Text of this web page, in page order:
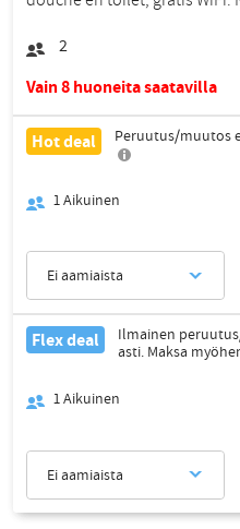
2
Vain 8 huoneita saatavilla
Hot deal Peruutus/muutos
1Aikuinen
Ei aamiaista
Flex deal
Ilmainen
asti. Maksa
1Aikuinen
Ei aamiaista